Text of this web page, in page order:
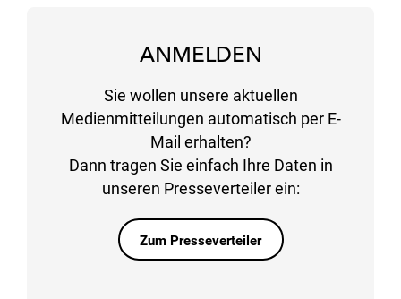
ANMELDEN
Sie wollen unsere aktuellen
Medienmitteilungen automatisch per E-
Mail erhalten?
Dann tragen Sie einfach Ihre Daten in
unseren Presseverteiler ein:
Zum Presseverteiler